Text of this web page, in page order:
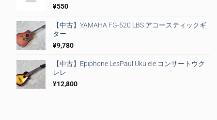
¥550
【中古】YAMAHA FG-520 LBS アコースティックギ
ター
¥9,780
【中古】Epiphone LesPaul Ukulele コンサートウク
レレ
¥12,800